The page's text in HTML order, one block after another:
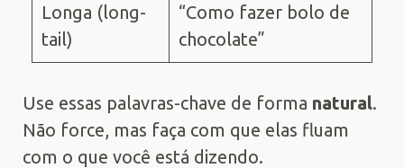
Longa (long-
tail)
“Como fazer bolo de
chocolate”
Use essas palavras-chave de forma natural.
Não force, mas faça com que elas fluam
com o que você está dizendo.